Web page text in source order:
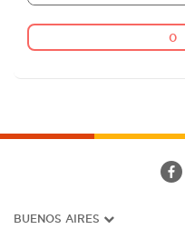
0
BUENOS AIRES